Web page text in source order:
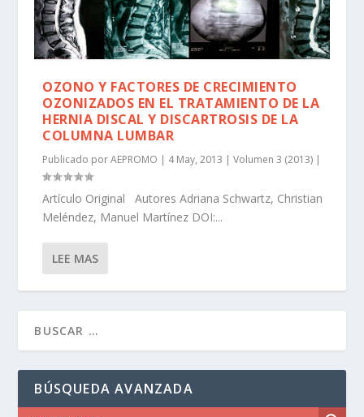
OZONO Y FACTORES DE CRECIMIENTO
OZONIZADOS EN EL TRATAMIENTO DE LA
HERNIA DISCAL Y DISCARTROSIS DE LA
COLUMNA LUMBAR
Publicado porAEPROMO | 4 May, 2013 |Volumen 3 (2013) |
Artículo Original Autores Adriana Schwartz, Christian
Meléndez, Manuel Martínez DOI:...
LEE MAS
BÚSQUEDA AVANZADA